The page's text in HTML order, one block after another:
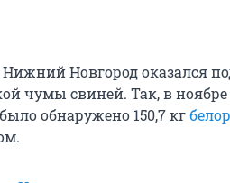
Новгород оказался
чумы свиней. Так, в ноябре
обнаружено 150,7 кг